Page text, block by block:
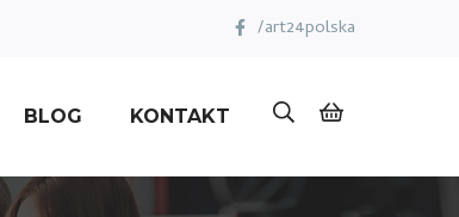
/art24polska
BLOG KONTAKT